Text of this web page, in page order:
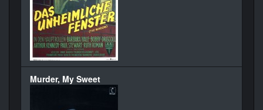
Murder, My Sweet